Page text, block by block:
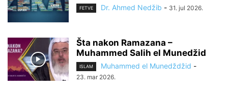
FETVE Dr. Ahmed Nedžib - 31. jul 2026.
Šta nakon Ramazana –
Muhammed Salih el Munedžid
ISLAM Muhammed el Munedždžid -
23. mar 2026.